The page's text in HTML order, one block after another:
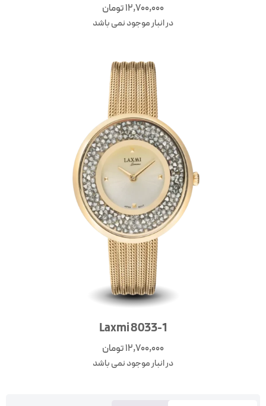
12,700,000تومان
در انبار موجود نمی باشد
Laxmi 8033-1
12,700,000تومان
در انبار موجود نمی باشد